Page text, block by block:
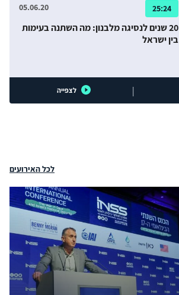
25:24
05.06.20
20 שנים לנסיגה מלבנון: מה השתנה בעימות
בין ישראל
| לצפייה
לכל האירועים